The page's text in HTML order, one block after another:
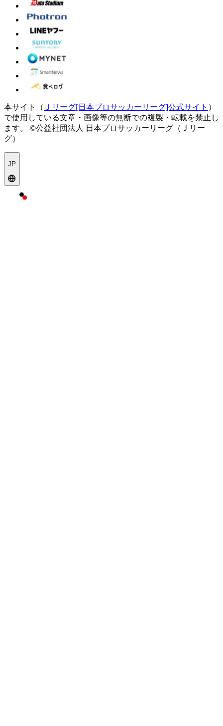
本サイト（ Ｊリーグ[日本プロサッカーリーグ]公式サイト ）
で使用している文章・画像等の無断での複製・転載を禁止し
ます。
©公益社団法人 日本プロサッカーリーグ（Ｊリー
グ）
JP